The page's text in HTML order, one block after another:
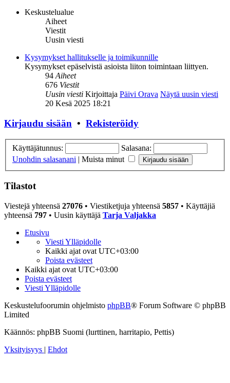
Keskustelualue
Aiheet
Viestit
Uusin viesti
Kysymykset hallitukselle ja toimikunnille
Kysymykset epäselvistä asioista liiton toimintaan liittyen.
94Aiheet
676 Viestit
Uusin viesti Kirjoittaja Päivi Orava Näytä uusin viesti
20 Kesä 2025 18:21
Kirjaudu sisään • Rekisteröidy
Käyttäjätunnus:
Salasana:
Unohdin salasanani | Muista minut
Tilastot
Viestejä yhteensä 27076 • Viestiketjuja yhteensä 5857 • Käyttäjiä
yhteensä 797 • Uusin käyttäjä Tarja Valjakka
Etusivu
Viesti Ylläpidolle
Kaikki ajat ovat UTC+03:00
Poista evästeet
Kaikki ajat ovat UTC+03:00
Poista evästeet
Viesti Ylläpidolle
Keskustelufoorumin ohjelmisto phpBB® Forum Software © phpBB
Limited
Käännös: phpBB Suomi (lurttinen, harritapio, Pettis)
Yksityisyys | Ehdot